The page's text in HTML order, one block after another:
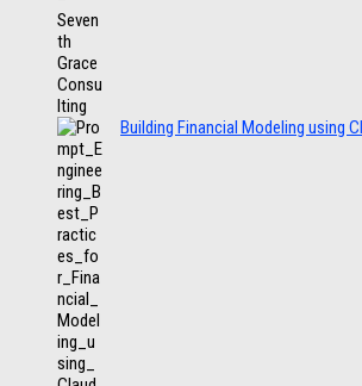
Building Financial Modeling using